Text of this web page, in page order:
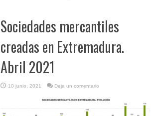
Sociedades mercantiles
creadas en Extremadura.
Abril 2021
10 junio, 2021 Deja un comentario